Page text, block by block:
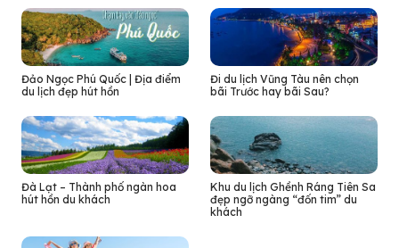
Đảo Ngọc Phú Quốc | Địa điểm
du lịch đẹp hút hồn
Đi du lịch Vũng Tàu nên chọn
bãi Trước hay bãi Sau?
Đà Lạt – Thành phố ngàn hoa
hút hồn du khách
Khu du lịch Ghềnh Ráng Tiên Sa
đẹp ngỡ ngàng “đốn tim” du
khách